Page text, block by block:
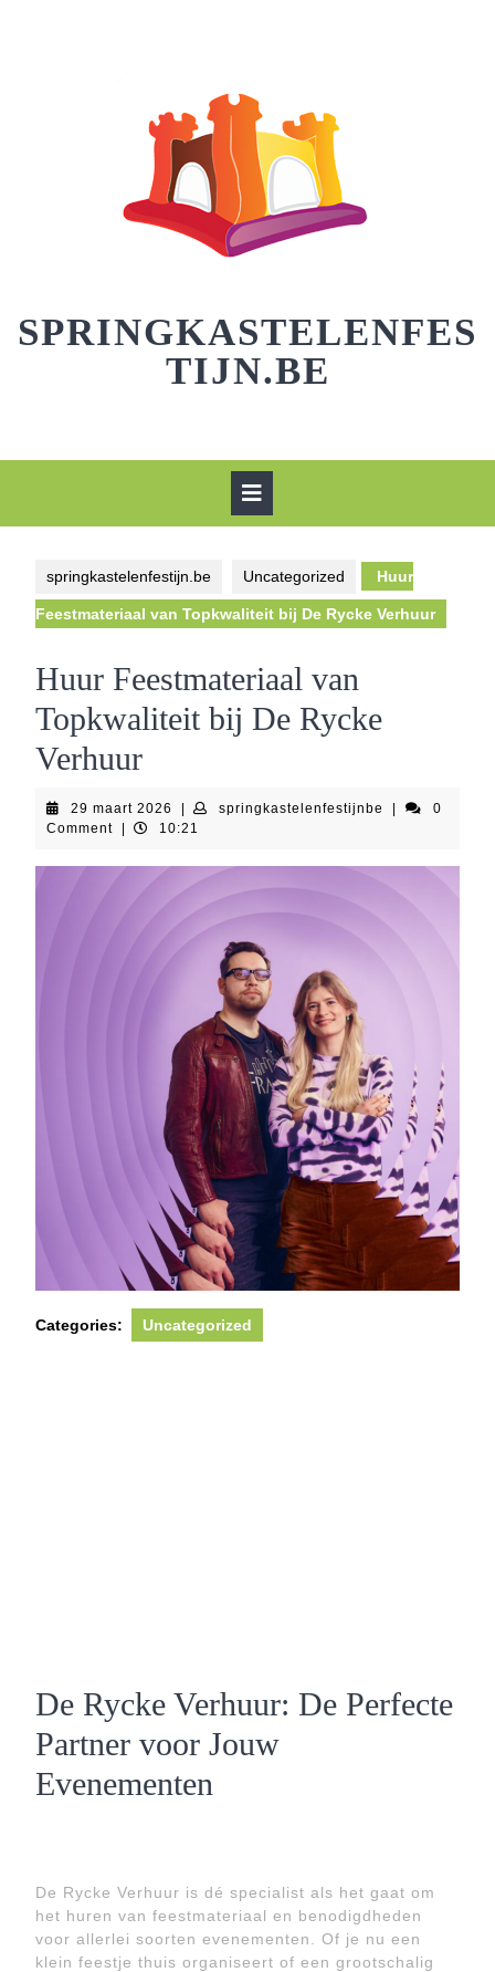
SPRINGKASTELENFES
TIJN.BE
springkastelenfestijn.be Uncategorized Huur
Feestmateriaal van Topkwaliteit bij De Rycke Verhuur
Huur Feestmateriaal van
Topkwaliteit bij De Rycke
Verhuur
29 maart 2026 29
maart
springkastelenfestijnbe
0
Comment
10:21
Categories: Uncategorized
De Rycke Verhuur: De Perfecte
Partner voor Jouw
Evenementen
De Rycke Verhuur is dé specialist als het gaat om
het huren van feestmateriaal en benodigdheden
voor allerlei soorten evenementen. Of je nu een
klein feestje thuis organiseert of een grootschalig